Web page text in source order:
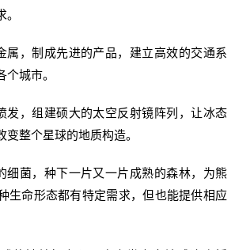
，制成先进的产品，建立高效的交通系
城市。
，组建硕大的太空反射镜阵列，让冰态
整个星球的地质构造。
菌，种下一片又一片成熟的森林，为熊
生命形态都有特定需求，但也能提供相应